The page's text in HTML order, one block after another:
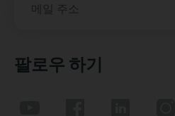
메일 주소
팔로우 하기